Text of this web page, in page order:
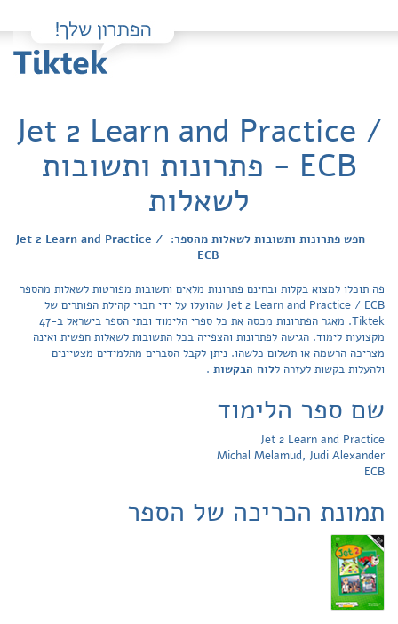
Jet 2 Learn and Practice /
ECB - פתרונות ותשובות
לשאלות
חפש פתרונות ותשובות לשאלות מהספר: Jet 2 Learn and Practice /
ECB
פה תוכלו למצוא בקלות ובחינם פתרונות מלאים ותשובות מפורטות לשאלות מהספר
Jet 2 Learn and Practice / ECB שהועלו על ידי חברי קהילת הפותרים של
Tiktek. מאגר הפתרונות מכסה את כל ספרי הלימוד ובתי הספר בישראל ב-47
מקצועות לימוד. הגישה לפתרונות והצפייה בכל התשובות לשאלות חפשית ואינה
מצריכה הרשמה או תשלום כלשהו. ניתן לקבל הסברים מתלמידים מצטיינים
ולהעלות בקשות לעזרה ללוח הבקשות .
שם ספר הלימוד
Jet 2 Learn and Practice
Michal Melamud, Judi Alexander
ECB
תמונת הכריכה של הספר